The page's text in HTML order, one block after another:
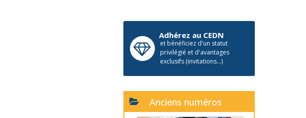
Adhérez au CEDN
et bénéficiez d'un statut
privilégié et d'avantages
exclusifs (invitations...)
Anciens numéros